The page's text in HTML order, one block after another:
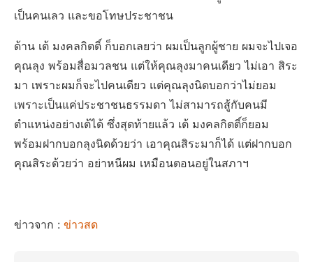
เป็นคนเลว และขอโทษประชาชน
ด้าน เต้ มงคลกิตติ์ ก็บอกเลยว่า ผมเป็นลูกผู้ชาย ผมจะไปเจอ
คุณลุง พร้อมสื่อมวลชน แต่ให้คุณลุงมาคนเดียว ไม่เอา สิระ
มา เพราะผมก็จะไปคนเดียว แต่คุณลุงนิดบอกว่าไม่ยอม
เพราะเป็นแค่ประชาชนธรรมดา ไม่สามารถสู้กับคนมี
ตำแหน่งอย่างเต้ได้ ซึ่งสุดท้ายแล้ว เต้ มงคลกิตติ์ก็ยอม
พร้อมฝากบอกลุงนิดด้วยว่า เอาคุณสิระมาก็ได้ แต่ฝากบอก
คุณสิระด้วยว่า อย่าหนีผม เหมือนตอนอยู่ในสภาฯ
ข่าวจาก : ข่าวสด